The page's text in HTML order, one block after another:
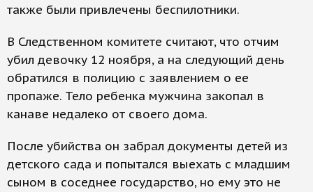
также были привлечены беспилотники.
В Следственном комитете считают, что отчим
убил девочку 12 ноября, а на следующий день
обратился в полицию с заявлением о ее
пропаже. Тело ребенка мужчина закопал в
канаве недалеко от своего дома.
После убийства он забрал документы детей из
детского сада и попытался выехать с младшим
сыном в соседнее государство, но ему это не